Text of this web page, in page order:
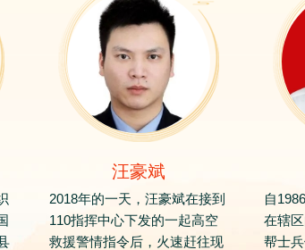
汪豪斌
2018年的一天，汪豪斌在接到
110指挥中心下发的一起高空
救援警情指令后，火速赶往现
自
在辖
帮士